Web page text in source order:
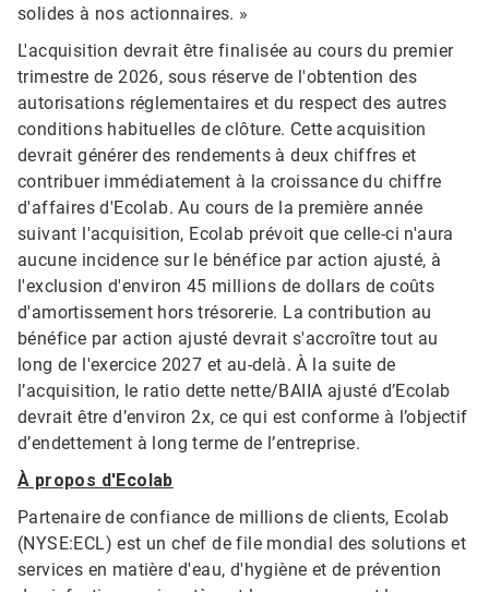
solides à nos actionnaires. »
L'acquisition devrait être finalisée au cours du premier
trimestre de 2026, sous réserve de l'obtention des
autorisations réglementaires et du respect des autres
conditions habituelles de clôture. Cette acquisition
devrait générer des rendements à deux chiffres et
contribuer immédiatement à la croissance du chiffre
d'affaires d'Ecolab. Au cours de la première année
suivant l'acquisition, Ecolab prévoit que celle-ci n'aura
aucune incidence sur le bénéfice par action ajusté, à
l'exclusion d'environ 45 millions de dollars de coûts
d'amortissement hors trésorerie. La contribution au
bénéfice par action ajusté devrait s'accroître tout au
long de l'exercice 2027 et au-delà. À la suite de
l’acquisition, le ratio dette nette/BAIIA ajusté d’Ecolab
devrait être d’environ 2x, ce qui est conforme à l’objectif
d’endettement à long terme de l’entreprise.
À propos d'Ecolab
Partenaire de confiance de millions de clients, Ecolab
(NYSE:ECL) est un chef de file mondial des solutions et
services en matière d'eau, d'hygiène et de prévention